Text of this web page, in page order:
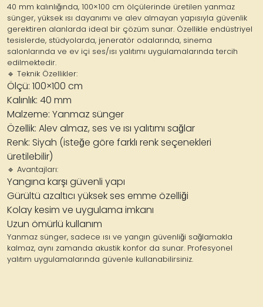
40 mm kalınlığında, 100×100 cm ölçülerinde üretilen yanmaz
sünger, yüksek ısı dayanımı ve alev almayan yapısıyla güvenlik
gerektiren alanlarda ideal bir çözüm sunar. Özellikle endüstriyel
tesislerde, stüdyolarda, jeneratör odalarında, sinema
salonlarında ve ev içi ses/ısı yalıtımı uygulamalarında tercih
edilmektedir.
🔹 Teknik Özellikler:
Ölçü: 100×100 cm
Kalınlık: 40 mm
Malzeme: Yanmaz sünger
Özellik: Alev almaz, ses ve ısı yalıtımı sağlar
Renk: Siyah (isteğe göre farklı renk seçenekleri
üretilebilir)
🔹 Avantajları:
Yangına karşı güvenli yapı
Gürültü azaltıcı yüksek ses emme özelliği
Kolay kesim ve uygulama imkanı
Uzun ömürlü kullanım
Yanmaz sünger, sadece ısı ve yangın güvenliği sağlamakla
kalmaz, aynı zamanda akustik konfor da sunar. Profesyonel
yalıtım uygulamalarında güvenle kullanabilirsiniz.